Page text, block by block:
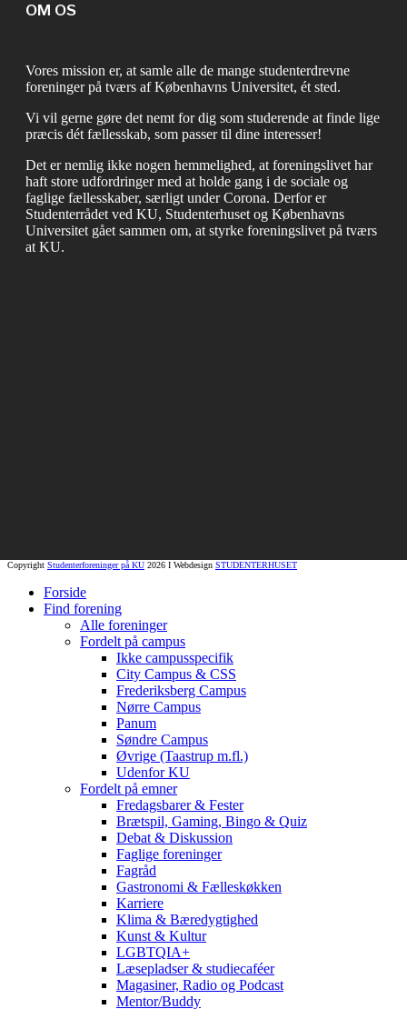
OM OS
Vores mission er, at samle alle de mange studenterdrevne
foreninger på tværs af Københavns Universitet, ét sted.
Vi vil gerne gøre det nemt for dig som studerende at finde lige
præcis dét fællesskab, som passer til dine interesser!
Det er nemlig ikke nogen hemmelighed, at foreningslivet har
haft store udfordringer med at holde gang i de sociale og
faglige fællesskaber, særligt under Corona. Derfor er
Studenterrådet ved KU, Studenterhuset og Københavns
Universitet gået sammen om, at styrke foreningslivet på tværs
at KU.
Copyright Studenterforeninger på KU 2026 I Webdesign STUDENTERHUSET
Forside
Find forening
Alle foreninger
Fordelt på campus
Ikke campusspecifik
City Campus & CSS
Frederiksberg Campus
Nørre Campus
Panum
Søndre Campus
Øvrige (Taastrup m.fl.)
Udenfor KU
Fordelt på emner
Fredagsbarer & Fester
Brætspil, Gaming, Bingo & Quiz
Debat & Diskussion
Faglige foreninger
Fagråd
Gastronomi & Fælleskøkken
Karriere
Klima & Bæredygtighed
Kunst & Kultur
LGBTQIA+
Læsepladser & studiecaféer
Magasiner, Radio og Podcast
Mentor/Buddy